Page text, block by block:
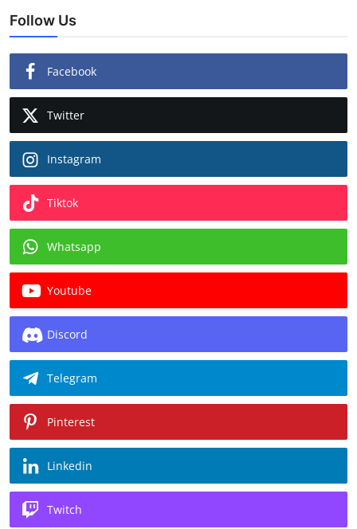
Follow Us
Facebook
Twitter
Instagram
Tiktok
Whatsapp
Youtube
Discord
Telegram
Pinterest
Linkedin
Twitch